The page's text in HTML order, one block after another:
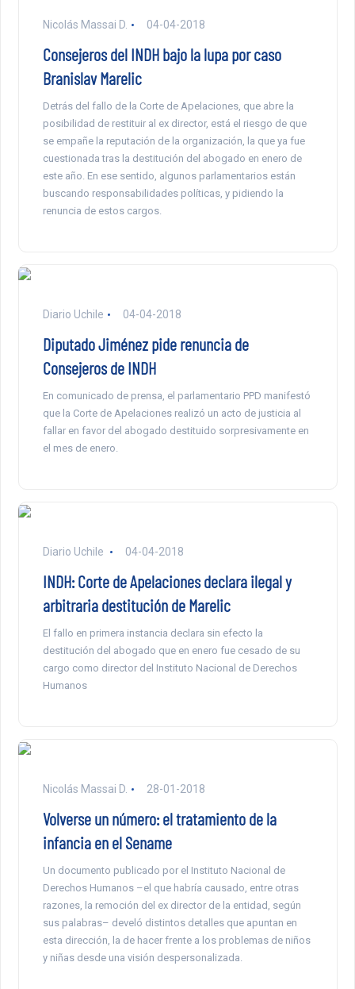
Nicolás Massai D. 04-04-2018
Consejeros del INDH bajo la lupa por caso
Branislav Marelic
Detrás del fallo de la Corte de Apelaciones, que abre la
posibilidad de restituir al ex director, está el riesgo de que
se empañe la reputación de la organización, la que ya fue
cuestionada tras la destitución del abogado en enero de
este año. En ese sentido, algunos parlamentarios están
buscando responsabilidades políticas, y pidiendo la
renuncia de estos cargos.
Diario Uchile 04-04-2018
Diputado Jiménez pide renuncia de
Consejeros de INDH
En comunicado de prensa, el parlamentario PPD manifestó
que la Corte de Apelaciones realizó un acto de justicia al
fallar en favor del abogado destituido sorpresivamente en
el mes de enero.
Diario Uchile 04-04-2018
INDH: Corte de Apelaciones declara ilegal y
arbitraria destitución de Marelic
El fallo en primera instancia declara sin efecto la
destitución del abogado que en enero fue cesado de su
cargo como director del Instituto Nacional de Derechos
Humanos
Nicolás Massai D. 28-01-2018
Volverse un número: el tratamiento de la
infancia en el Sename
Un documento publicado por el Instituto Nacional de
Derechos Humanos –el que habría causado, entre otras
razones, la remoción del ex director de la entidad, según
sus palabras– develó distintos detalles que apuntan en
esta dirección, la de hacer frente a los problemas de niños
y niñas desde una visión despersonalizada.